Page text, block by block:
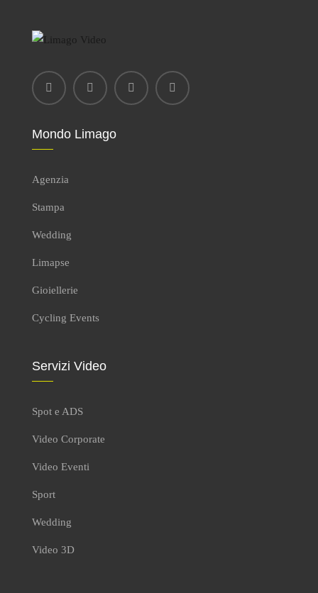
Mondo Limago
Agenzia
Stampa
Wedding
Limapse
Gioiellerie
Cycling Events
Servizi Video
Spot e ADS
Video Corporate
Video Eventi
Sport
Wedding
Video 3D